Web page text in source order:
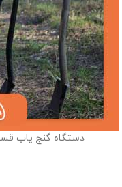
دستگاه گنج یاب قسطی